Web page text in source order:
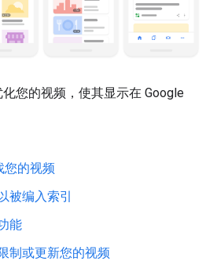
您的视频，使其显示在 Google
您的视频
被编入索引
能
制或更新您的视频